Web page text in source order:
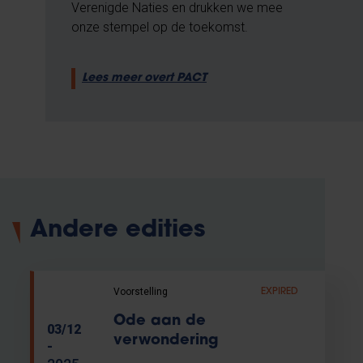
Verenigde Naties en drukken we mee
onze stempel op de toekomst.
Lees meer overt PACT
Andere edities
03/12
-
Voorstelling EXPIRED
Ode aan de
verwondering